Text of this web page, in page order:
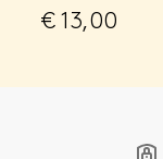
€13,00